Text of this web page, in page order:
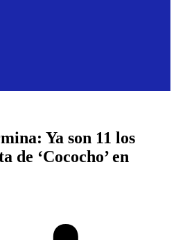
Ya son 11 los
de ‘Cococho’ en